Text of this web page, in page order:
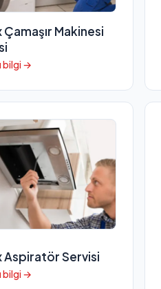
Makinesi
bilgi →
Aspiratör Servisi
bilgi →